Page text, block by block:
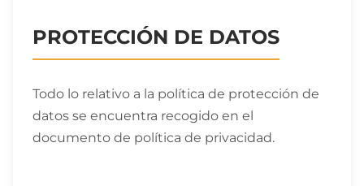
PROTECCIÓN DE DATOS
Todo lo relativo a la política de protección de
datos se encuentra recogido en el
documento de política de privacidad.